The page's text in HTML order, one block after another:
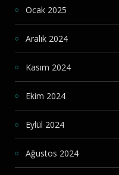
Ocak 2025
Aralık 2024
Kasım 2024
Ekim 2024
Eylül 2024
Ağustos 2024